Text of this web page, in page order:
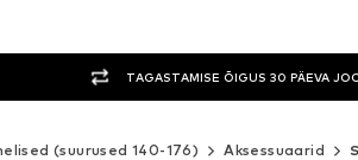
TAGASTAMISE ÕIGUS 30 PÄEVA
(suurused 140-176) Aksessuaarid